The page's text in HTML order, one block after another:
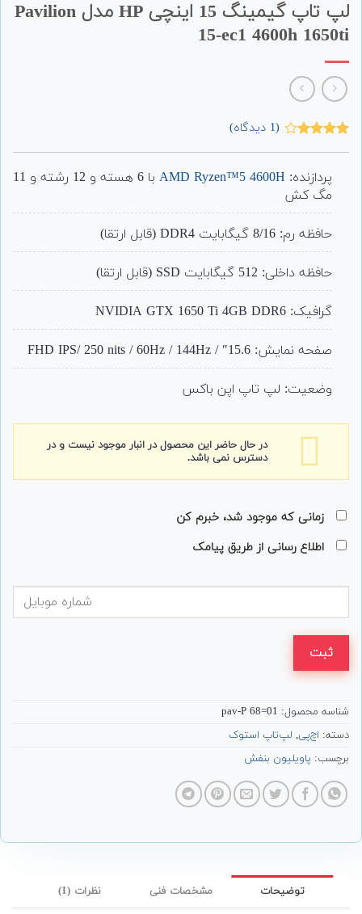
لپ تاپ گیمینگ 15 اینچی HP مدل Pavilion
15-ec1 4600h 1650ti
امتیاز
مشتری
(
1 دیدگاه)
پردازنده: AMD Ryzen™5 4600H
با 6 هسته و 12 رشته و 11
مگ کش
حافظه رم: 8/16 گیگابایت DDR4 (قابل ارتقا)
حافظه داخلی: 512 گیگابایت SSD (قابل ارتقا)
گرافیک: NVIDIA GTX 1650 Ti 4GB DDR6
صفحه نمایش: 15.6″ / FHD IPS/ 250 nits / 60Hz / 144Hz
وضعیت: لپ تاپ اپن باکس
در حال حاضر این محصول در انبار موجود نیست و در
دسترس نمی باشد.
زمانی که موجود شد، خبرم کن
اطلاع رسانی از طریق پیامک
ثبت
شناسه محصول: pav-P 68=01
دسته: اچ‌پی, لپ‌تاپ استوک
برچسب: پاویلیون بنفش
توضیحات مشخصات فنی نظرات (1)